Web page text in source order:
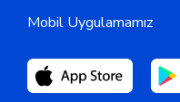
Mobil Uygulamamız